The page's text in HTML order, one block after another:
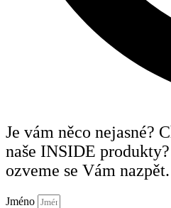
Je vám něco nejasné?
naše INSIDE
ozveme se Vám nazpět.
Jméno